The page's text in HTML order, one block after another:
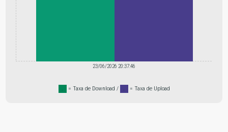
23/06/2026 20:37:46
. = Taxa de Download / . = Taxa de Upload